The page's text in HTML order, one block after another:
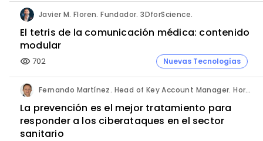
Javier M. Floren. Fundador. 3DforScience.
El tetris de la comunicación médica: contenido
modular
visibility 702 Nuevas Tecnologías
Fernando Martínez. Head of Key Account Manager. Hornetsecurity.
La prevención es el mejor tratamiento para
responder a los ciberataques en el sector
sanitario